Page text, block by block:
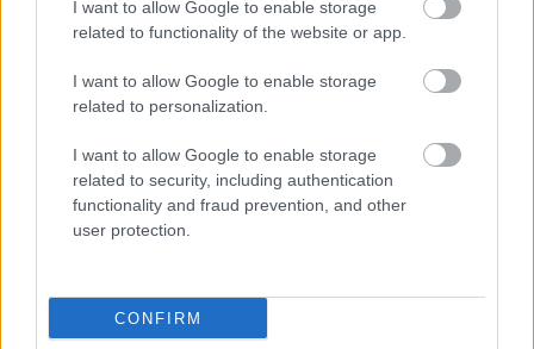
I want to allow Google to enable storage
related to functionality of the website or app.
I want to allow Google to enable storage
related to personalization.
I want to allow Google to enable storage
related to security, including authentication
functionality and fraud prevention, and other
user protection.
CONFIRM
Hírlevél feliratkozás
meg e-mail címét:
Megismertem és elfogadom a